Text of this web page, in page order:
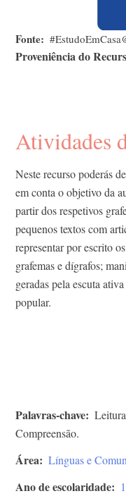
Fonte
Proveniência do
Atividades
Neste recurso poderás
em conta o objetivo da
partir dos respetivos
pequenos textos com
representar por escrito
grafemas e dígrafos;
geradas pela escuta
popular.
Palavras-chave
Compreensão.
Área Línguas e
Ano de escolaridade